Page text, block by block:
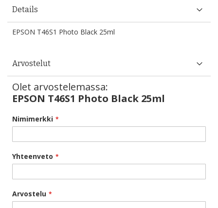
Details
EPSON T46S1 Photo Black 25ml
Arvostelut
Olet arvostelemassa:
EPSON T46S1 Photo Black 25ml
Nimimerkki
Yhteenveto
Arvostelu